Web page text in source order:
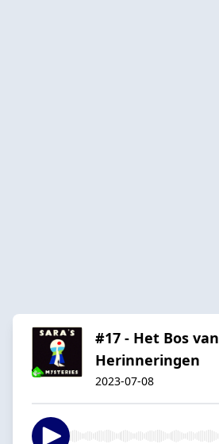
#17 - Het Bos van
Herinneringen
2023-07-08